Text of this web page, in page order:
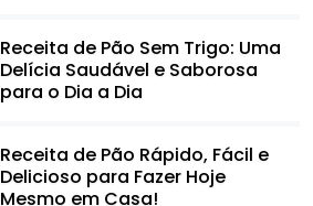
Receita de Pão Sem Trigo: Uma
Delícia Saudável e Saborosa
para o Dia a Dia
Receita de Pão Rápido, Fácil e
Delicioso para Fazer Hoje
Mesmo em Casa!